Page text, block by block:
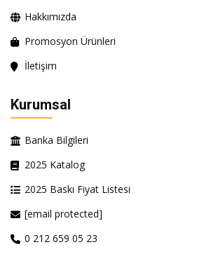
Hakkımızda
Promosyon Ürünleri
İletişim
Kurumsal
Banka Bilgileri
2025 Katalog
2025 Baskı Fiyat Listesi
[email protected]
0 212 659 05 23